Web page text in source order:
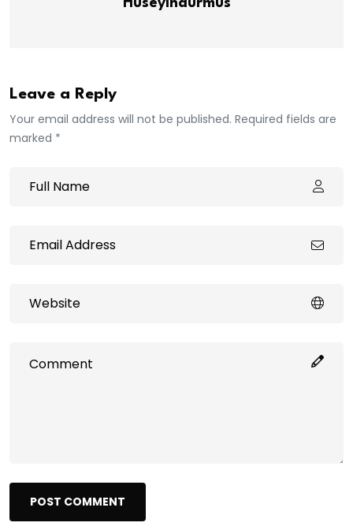
Huseyindurmus
Leave a Reply
Your email address will not be published. Required fields are
marked *
POST COMMENT